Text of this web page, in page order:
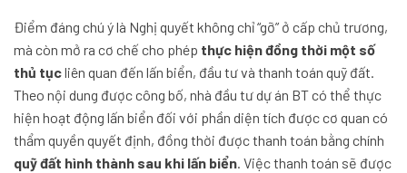
Điểm đáng chú ý là Nghị quyết không chỉ “gỡ” ở cấp chủ trương,
mà còn mở ra cơ chế cho phép thực hiện đồng thời một số
thủ tụcliên quan đến lấn biển, đầu tư và thanh toán quỹ đất.
Theo nội dung được công bố, nhà đầu tư dự án BT có thể thực
hiện hoạt động lấn biển đối với phần diện tích được cơ quan có
thẩm quyền quyết định, đồng thời được thanh toán bằng chính
quỹ đất hình thành sau khi lấn biển. Việc thanh toán sẽ được